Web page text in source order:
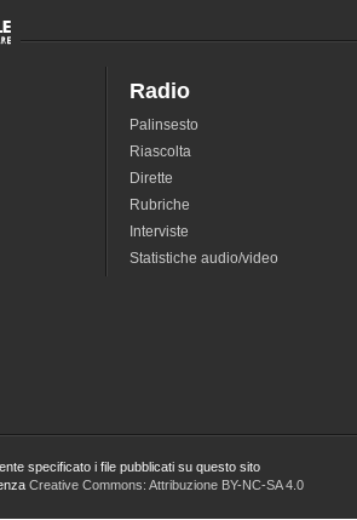
Radio
Palinsesto
Riascolta
Dirette
Rubriche
Interviste
Statistiche audio/video
specificato i file pubblicati su questo sito
Creative Commons: Attribuzione BY-NC-SA 4.0